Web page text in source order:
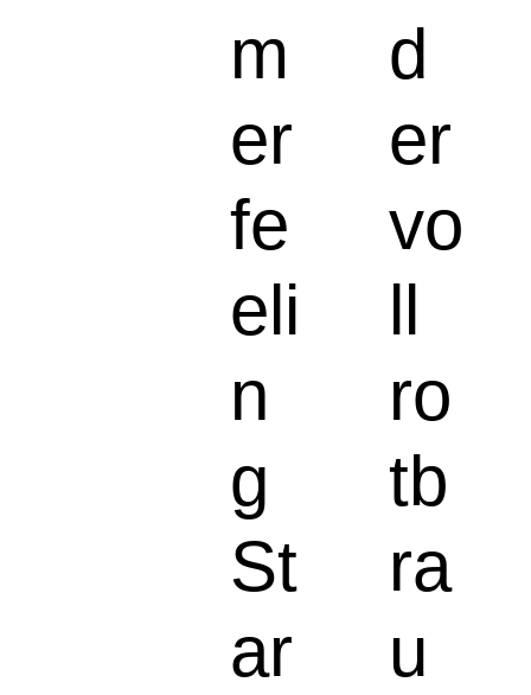
m
er
fe
eli
n
g
St
ar
d
er
vo
ll
ro
tb
ra
u